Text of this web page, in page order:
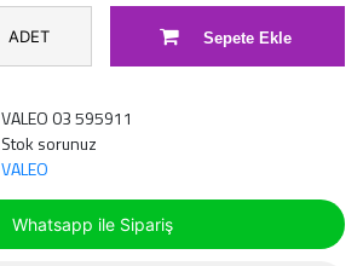
ADET Sepete Ekle
VALEO 03 595911
Stok sorunuz
VALEO
Whatsapp ile Sipariş